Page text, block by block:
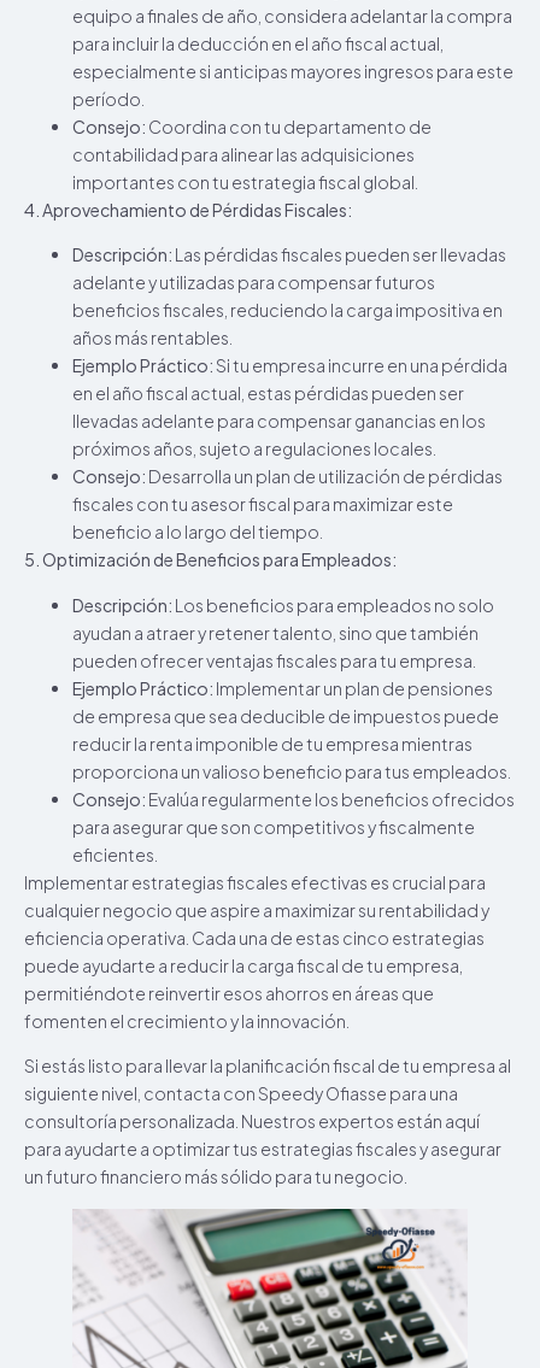
equipo a finales de año, considera adelantar la compra
para incluir la deducción en el año fiscal actual,
especialmente si anticipas mayores ingresos para este
período.
Consejo: Coordina con tu departamento de
contabilidad para alinear las adquisiciones
importantes con tu estrategia fiscal global.
4. Aprovechamiento de Pérdidas Fiscales:
Descripción: Las pérdidas fiscales pueden ser llevadas
adelante y utilizadas para compensar futuros
beneficios fiscales, reduciendo la carga impositiva en
años más rentables.
Ejemplo Práctico:Si tu empresa incurre en una pérdida
en el año fiscal actual, estas pérdidas pueden ser
llevadas adelante para compensar ganancias en los
próximos años, sujeto a regulaciones locales.
Consejo: Desarrolla un plan de utilización de pérdidas
fiscales con tu asesor fiscal para maximizar este
beneficio a lo largo del tiempo.
5. Optimización de Beneficios para Empleados:
Descripción: Los beneficios para empleados no solo
ayudan a atraer y retener talento, sino que también
pueden ofrecer ventajas fiscales para tu empresa.
Ejemplo Práctico: Implementar un plan de pensiones
de empresa que sea deducible de impuestos puede
reducir la renta imponible de tu empresa mientras
proporciona un valioso beneficio para tus empleados.
Consejo: Evalúa regularmente los beneficios ofrecidos
para asegurar que son competitivos y fiscalmente
eficientes.
Implementar estrategias fiscales efectivas es crucial para
cualquier negocio que aspire a maximizar su rentabilidad y
eficiencia operativa. Cada una de estas cinco estrategias
puede ayudarte a reducir la carga fiscal de tu empresa,
permitiéndote reinvertir esos ahorros en áreas que
fomenten el crecimiento y la innovación.
Si estás listo para llevar la planificación fiscal de tu empresa al
siguiente nivel, contacta con Speedy Ofiasse para una
consultoría personalizada. Nuestros expertos están aquí
para ayudarte a optimizar tus estrategias fiscales y asegurar
un futuro financiero más sólido para tu negocio.